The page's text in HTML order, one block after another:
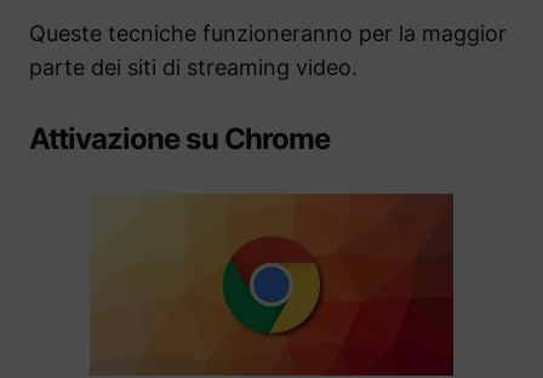
Queste tecniche funzioneranno per la maggior
parte dei siti di streaming video.
Attivazione su Chrome